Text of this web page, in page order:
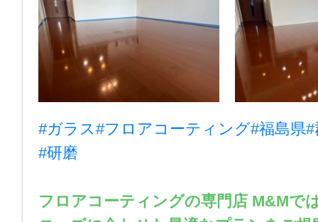
#ガラス#フロアコーティング#福島県#
#研磨
フロアコーティングの専門店 M&Mで